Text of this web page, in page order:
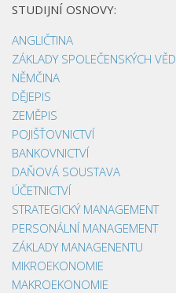
STUDIJNÍ OSNOVY:
ANGLIČTINA
ZÁKLADY SPOLEČENSKÝCH VĚD
NĚMČINA
DĚJEPIS
ZEMĚPIS
POJIŠŤOVNICTVÍ
BANKOVNICTVÍ
DAŇOVÁ SOUSTAVA
ÚČETNICTVÍ
STRATEGICKÝ MANAGEMENT
PERSONÁLNÍ MANAGEMENT
ZÁKLADY MANAGENENTU
MIKROEKONOMIE
MAKROEKONOMIE